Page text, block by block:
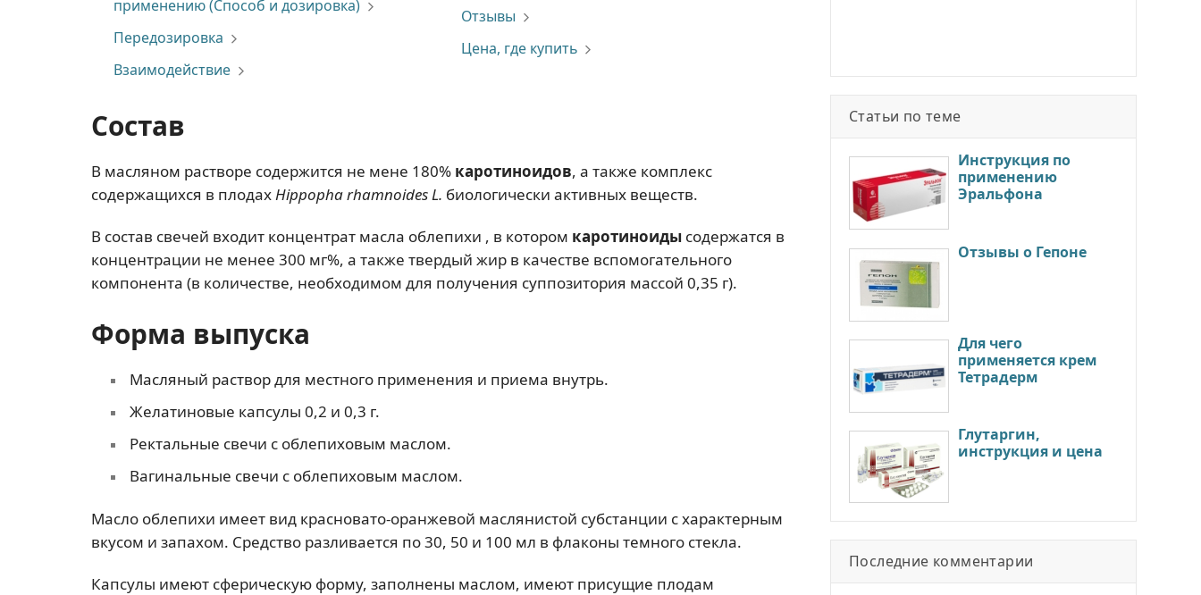
применению (Способ и дозировка)
Передозировка
Взаимодействие
Отзывы
Цена, где купить
Состав
В масляном растворе содержится не мене 180% каротиноидов, а также комплекс
содержащихся в плодахНippopha rhamnoides L. биологически активных веществ.
В состав свечей входит концентрат масла облепихи , в котором каротиноиды содержатся в
концентрации не менее 300 мг%, а также твердый жир в качестве вспомогательного
компонента (в количестве, необходимом для получения суппозитория массой 0,35 г).
Форма выпуска
Масляный раствор для местного применения и приема внутрь.
Желатиновые капсулы 0,2 и 0,3 г.
Ректальные свечи с облепиховым маслом.
Вагинальные свечи с облепиховым маслом.
Масло облепихи имеет вид красновато-оранжевой маслянистой субстанции с характерным
вкусом и запахом. Средство разливается по 30, 50 и 100 мл в флаконы темного стекла.
Капсулы имеют сферическую форму, заполнены маслом, имеют присущие плодам
Статьи по теме
Инструкция по
применению
Эральфона
Отзывы о Гепоне
Для чего
применяется крем
Тетрадерм
Глутаргин,
инструкция и цена
Последние комментарии